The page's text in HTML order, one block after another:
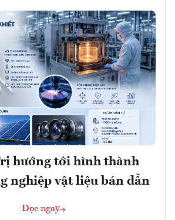
hướng tới hình thành
nghiệp vật liệu bán dẫn
Đọc ngay